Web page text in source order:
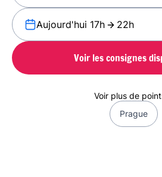
Aujourd'hui 17h 22h
Voir les consignes
Voir plus de
Prague